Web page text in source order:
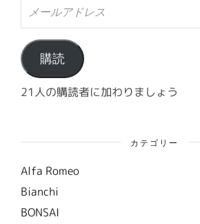
ル
ア
ド
レ
ス
購読
21人の購読者に加わりましょう
カテゴリー
Alfa Romeo
Bianchi
BONSAI